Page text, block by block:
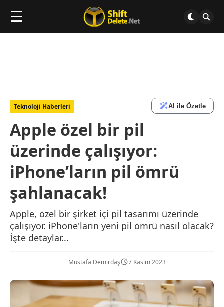
☰
Teknoloji Haberleri AI ile Özetle
Apple özel bir pil
üzerinde çalışıyor:
iPhone’ların pil ömrü
şahlanacak!
Apple, özel bir şirket içi pil tasarımı üzerinde
çalışıyor. iPhone'ların yeni pil ömrü nasıl olacak?
İşte detaylar...
Mustafa Demirdaş 7 Kasım 2023